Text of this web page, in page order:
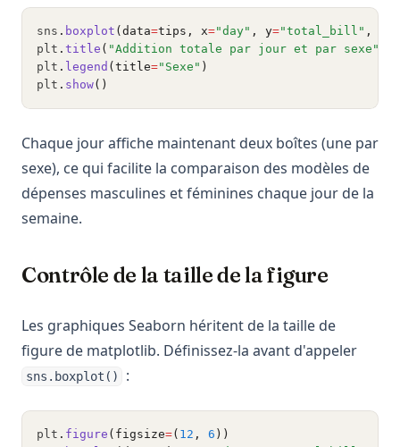
sns . boxplot (data=tips, x="day" , y="total_bill" , hue
plt . title ( "Addition totale par jour et par sexe"
plt . legend (title="Sexe" )
plt . show()
Chaque jour affiche maintenant deux boîtes (une par
sexe), ce qui facilite la comparaison des modèles de
dépenses masculines et féminines chaque jour de la
semaine.
Contrôle de la taille de la figure
Les graphiques Seaborn héritent de la taille de
figure de matplotlib. Définissez-la avant d'appeler
sns.boxplot() :
plt . figure (figsize=( 12 , 6 ))